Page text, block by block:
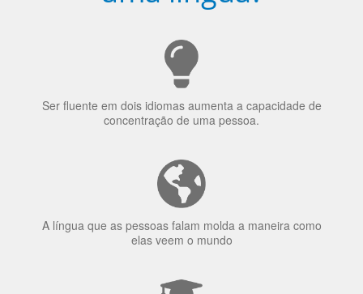
Ser fluente em dois idiomas aumenta a capacidade de
concentração de uma pessoa.
A língua que as pessoas falam molda a maneira como
elas veem o mundo